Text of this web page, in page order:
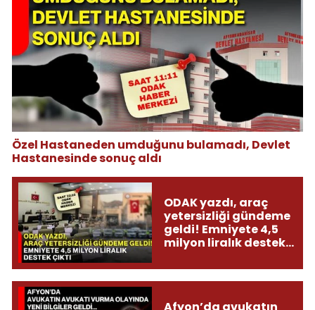
Özel Hastaneden umduğunu bulamadı, Devlet
Hastanesinde sonuç aldı
ODAK yazdı, araç
yetersizliği gündeme
geldi! Emniyete 4,5
milyon liralık destek